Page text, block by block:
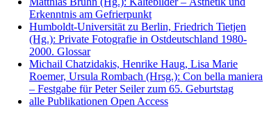
Erkenntnis am Gefrierpunkt
Humboldt-Universität zu Berlin, Friedrich Tietjen
(Hg.): Private Fotografie in Ostdeutschland 1980-
2000. Glossar
Michail Chatzidakis, Henrike Haug, Lisa Marie
Roemer, Ursula Rombach (Hrsg.): Con bella maniera
– Festgabe für Peter Seiler zum 65. Geburtstag
alle Publikationen Open Access